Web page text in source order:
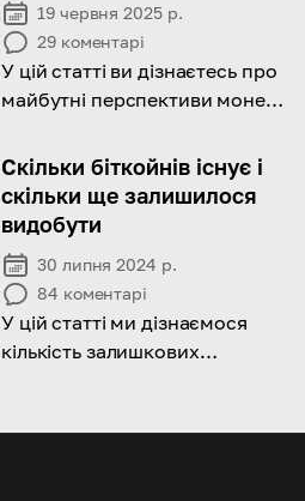
19 червня 2025 р.
29 коментарі
У цій статті ви дізнаєтесь про
майбутні перспективи монети
блокчейні.
Скільки біткойнів існує і
скільки ще залишилося
видобути
30 липня 2024 р.
84 коментарі
У цій статті ми дізнаємося
кількість залишкових
останньої монети.